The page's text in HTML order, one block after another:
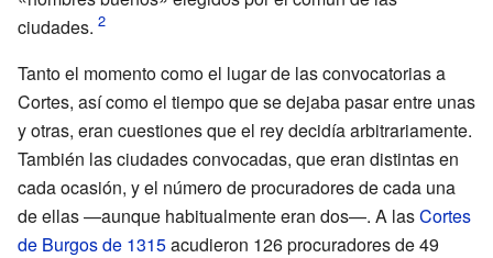
ciudades.
Tanto el momento como el lugar de las convocatorias a
Cortes, así como el tiempo que se dejaba pasar entre unas
y otras, eran cuestiones que el rey decidía arbitrariamente.
También las ciudades convocadas, que eran distintas en
cada ocasión, y el número de procuradores de cada una
de ellas —aunque habitualmente eran dos—. A lasCortes
de Burgos de 1315acudieron 126 procuradores de 49